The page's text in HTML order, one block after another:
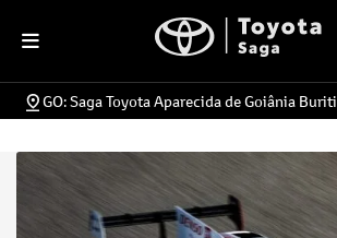
GO: Saga Toyota Aparecida de Goiânia Buriti